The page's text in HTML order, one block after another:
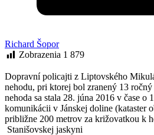
Richard Šopor
Zobrazenia 1 879
Dopravní policajti z Liptovského
nehodu, pri ktorej bol zranený 13
nehoda sa stala 28. júna 2016 v čase o
komunikácii v Jánskej doline (kataster
približne 200 metrov za križovatkou k
Stanišovskej jaskyni